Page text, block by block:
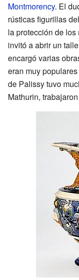
Montmorency. El
rústicas figurillas
la protección de los
invitó a abrir un
encargó varias
eran muy
de Palissy tuvo
Mathurin,